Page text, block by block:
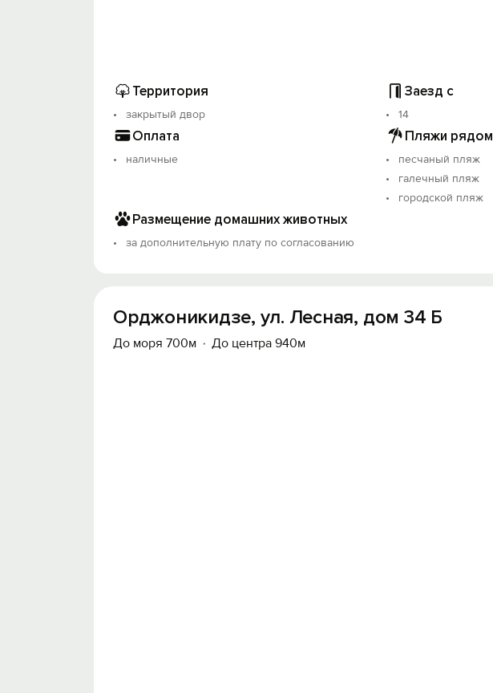
Территория
закрытый двор
Заезд с
14
Оплата
наличные
Пляжи рядом
песчаный пляж
галечный пляж
городской пляж
Размещение домашних животных
за дополнительную плату по согласованию
Орджоникидзе, ул. Лесная, дом 34 Б
До моря 700м До центра 940м